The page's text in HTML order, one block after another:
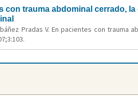
con trauma abdominal cerrado,
Pradas V. En pacientes con